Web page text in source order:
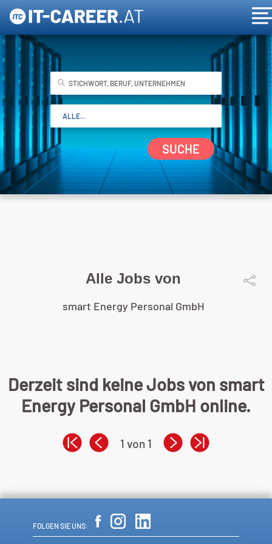
SUCHE
Alle Jobs von
smart Energy Personal GmbH
Derzeit sind keine Jobs von smart
Energy Personal GmbH online.
1 von 1
FOLGEN SIE UNS: